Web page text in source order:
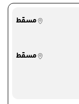
مسقط
مسقط